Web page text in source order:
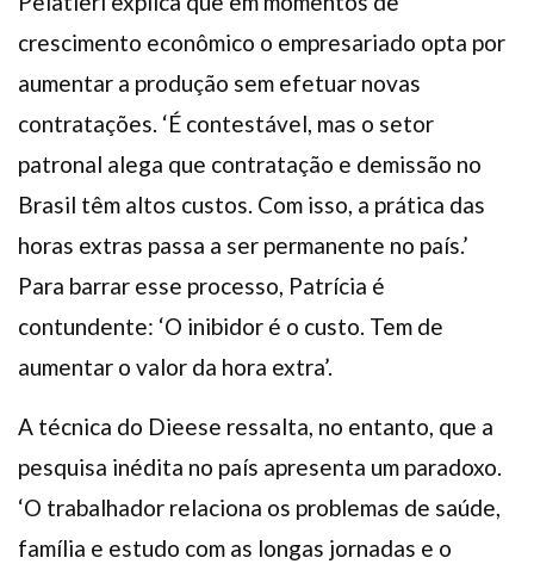
crescimento econômico o empresariado opta por
aumentar a produção sem efetuar novas
contratações. ‘É contestável, mas o setor
patronal alega que contratação e demissão no
Brasil têm altos custos. Com isso, a prática das
horas extras passa a ser permanente no país.’
Para barrar esse processo, Patrícia é
contundente: ‘O inibidor é o custo. Tem de
aumentar o valor da hora extra’.
A técnica do Dieese ressalta, no entanto, que a
pesquisa inédita no país apresenta um paradoxo.
‘O trabalhador relaciona os problemas de saúde,
família e estudo com as longas jornadas e o